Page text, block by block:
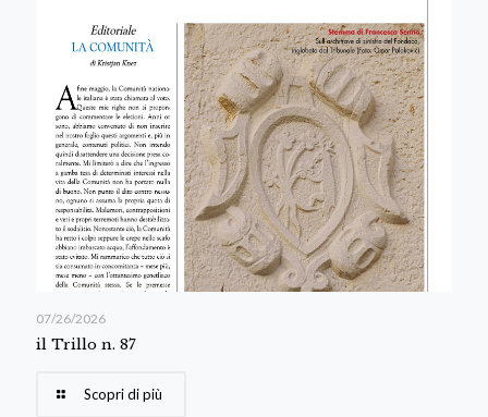
07/26/2026
il Trillo n. 87
Scopri di più